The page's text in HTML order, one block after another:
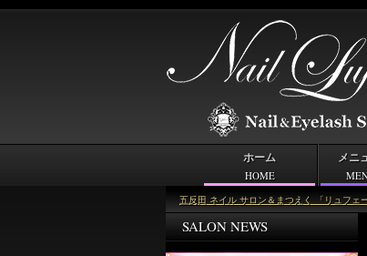
五反田 ネイル サロン＆まつえく 「リュフェー
＜キーワード＞Ｗ
SALON NEWS
ホーム
HOME
メニ